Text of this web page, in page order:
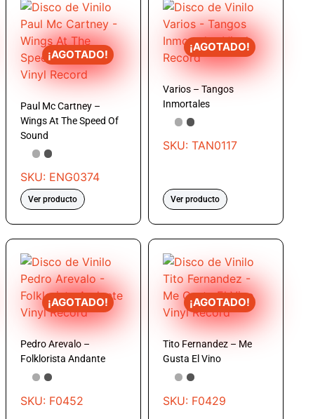
¡AGOTADO!
Paul Mc Cartney –
Wings At The Speed Of
Sound
SKU: ENG0374
Ver producto
¡AGOTADO!
Varios – Tangos
Inmortales
SKU: TAN0117
Ver producto
¡AGOTADO!
Pedro Arevalo –
Folklorista Andante
SKU: F0452
¡AGOTADO!
Tito Fernandez – Me
Gusta El Vino
SKU: F0429